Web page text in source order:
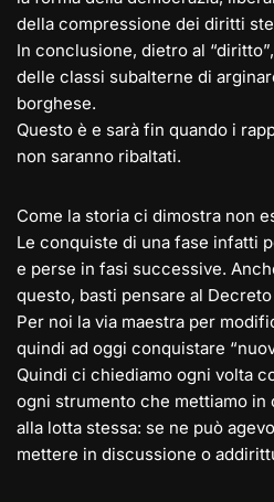
della compressione dei diritti
In conclusione, dietro al
delle classi subalterne di
borghese.
Questo è e sarà fin quando i
non saranno ribaltati.
Come la storia ci dimostra non
Le conquiste di una fase infatti
e perse in fasi successive.
questo, basti pensare al
Per noi la via maestra per
quindi ad oggi conquistare
Quindi ci chiediamo ogni volta
ogni strumento che mettiamo in
alla lotta stessa: se ne può
mettere in discussione o